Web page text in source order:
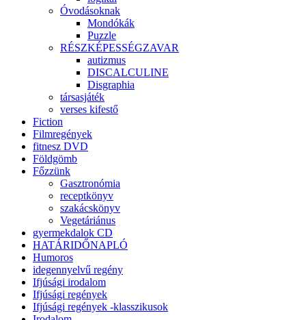
Óvodásoknak
Mondókák
Puzzle
RÉSZKÉPESSÉGZAVAR
autizmus
DISCALCULINE
Disgraphia
társasjáték
verses kifestő
Fiction
Filmregények
fitnesz DVD
Földgömb
Főzzünk
Gasztronómia
receptkönyv
szakácskönyv
Vegetáriánus
gyermekdalok CD
HATÁRIDŐNAPLÓ
Humoros
idegennyelvű regény
Ifjúsági irodalom
Ifjúsági regények
Ifjúsági regények -klasszikusok